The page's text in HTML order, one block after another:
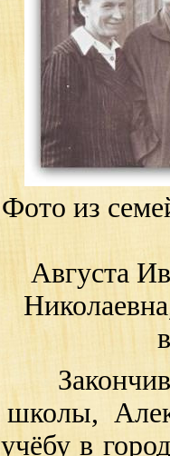
Фото из
Августа
Закончив
школы,
учёбу в